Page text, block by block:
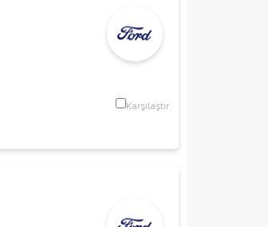
Karşılaştır